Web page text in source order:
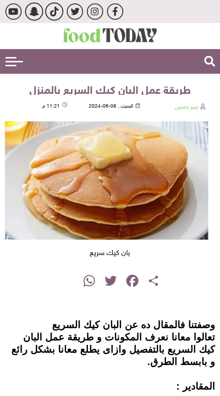
طريقة عمل البان كيك السريع بالمنزل
عبير حسين السبت , 08-06-2024 11:21 م
بان كيك سريع
Share
Facebook
Twitter
WhatsApp
وصفتنا فالمقال ده عن البان كيك السريع
تعالوا معانا نعرف المكونات و طريقة عمل البان
كيك السريع بالتفصيل وازاى يطلع معانا بشكل رائع
و بابسط الطرق.
المقادير :